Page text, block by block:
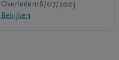
Overleden18/07/2023
Bekijken